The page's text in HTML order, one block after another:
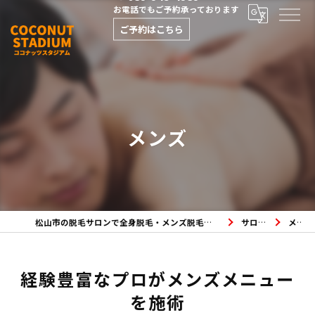
お電話でもご予約承っております
ご予約はこちら
メンズ
松山市の脱毛サロンで全身脱毛・メンズ脱毛・フェイシャルエステならココナッツスタジアムへ サロンの特徴 メンズ
経験豊富なプロがメンズメニュー
を施術